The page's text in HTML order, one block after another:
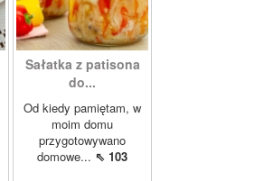
Sałatka z patisona
do...
Od kiedy pamiętam, w
moim domu
przygotowywano
domowe... ⇖ 103